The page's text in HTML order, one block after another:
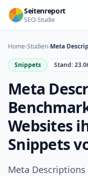
Seitenreport
SEO-Studie
Home›Studien›Meta
Snippets Stand:
Meta
Websites
Snippets
Meta